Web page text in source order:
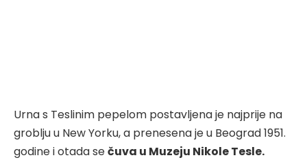
Urna s Teslinim pepelom postavljena je najprije na
groblju u New Yorku, a prenesena je u Beograd 1951.
godine i otada sečuva u Muzeju Nikole Tesle.